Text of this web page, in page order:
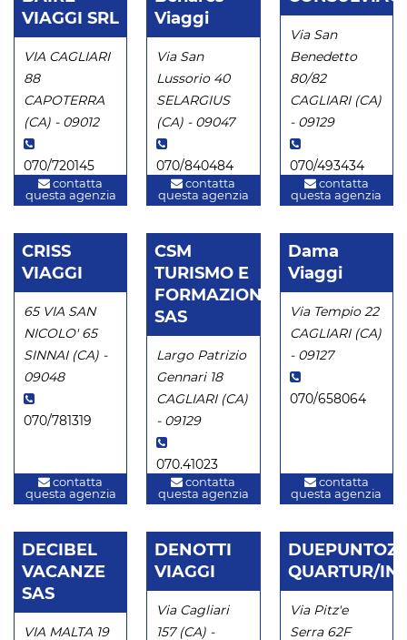
VIAGGI SRL
VIA CAGLIARI
88
CAPOTERRA
(CA) - 09012
070/720145
contatta
questa agenzia
Viaggi
Via San
Lussorio 40
SELARGIUS
(CA) - 09047
070/840484
contatta
questa agenzia
Via San
Benedetto
80/82
CAGLIARI (CA)
- 09129
070/493434
contatta
questa agenzia
CRISS
VIAGGI
65 VIA SAN
NICOLO' 65
SINNAI (CA) -
09048
070/781319
contatta
questa agenzia
CSM
TURISMO E
FORMAZIONE
SAS
Largo Patrizio
Gennari 18
CAGLIARI (CA)
- 09129
070.41023
contatta
questa agenzia
Dama
Viaggi
Via Tempio 22
CAGLIARI (CA)
- 09127
070/658064
contatta
questa agenzia
DECIBEL
VACANZE
SAS
VIA MALTA 19
DENOTTI
VIAGGI
Via Cagliari
157 (CA) -
QUARTUR/
Via Pitz'e
Serra 62F